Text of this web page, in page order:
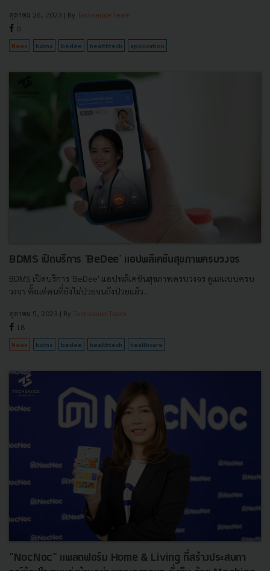
ตุลาคม 26, 2023 | By Techsauce Team
0
News bdms bedee healthtech application
BDMS เปิดบริการ 'BeDee' แอปพลิเคชันสุขภาพครบวงจร
BDMS เปิดบริการ 'BeDee' แอปพลิเคชันสุขภาพครบวงจร ดูแลแบบครบ
วงจร ตั้งแต่คนที่ยังไม่ป่วยจนถึงป่วยแล้ว...
ตุลาคม 5, 2023 | By Techsauce Team
18
News bdms bedee healthtech healthcare
"NocNoc" แพลตฟอร์ม Home & Living ที่สร้างประสบกา